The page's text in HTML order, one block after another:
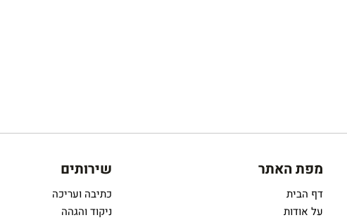
מפת האתר
דף הבית
על אודות
שירותים
כתיבה ועריכה
ניקוד והגהה